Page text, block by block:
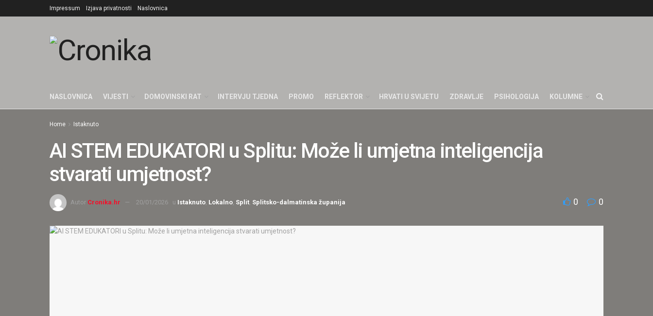
Impressum Izjava privatnosti Naslovnica
NASLOVNICA VIJESTI DOMOVINSKI RAT INTERVJU TJEDNA PROMO REFLEKTOR HRVATI U SVIJETU ZDRAVLJE PSIHOLOGIJA KOLUMNE
Home Istaknuto
AI STEM EDUKATORI u Splitu: Može li umjetna inteligencija
stvarati umjetnost?
Autor Cronika.hr 20/01/2026 u Istaknuto Lokalno Split Splitsko-dalmatinska županija 0 0